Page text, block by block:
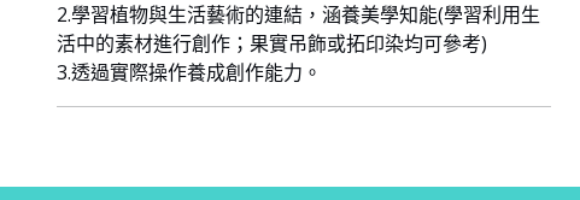
2.學習植物與生活藝術的連結，涵養美學知能(學習利用生
活中的素材進行創作；果實吊飾或拓印染均可參考)
3.透過實際操作養成創作能力。